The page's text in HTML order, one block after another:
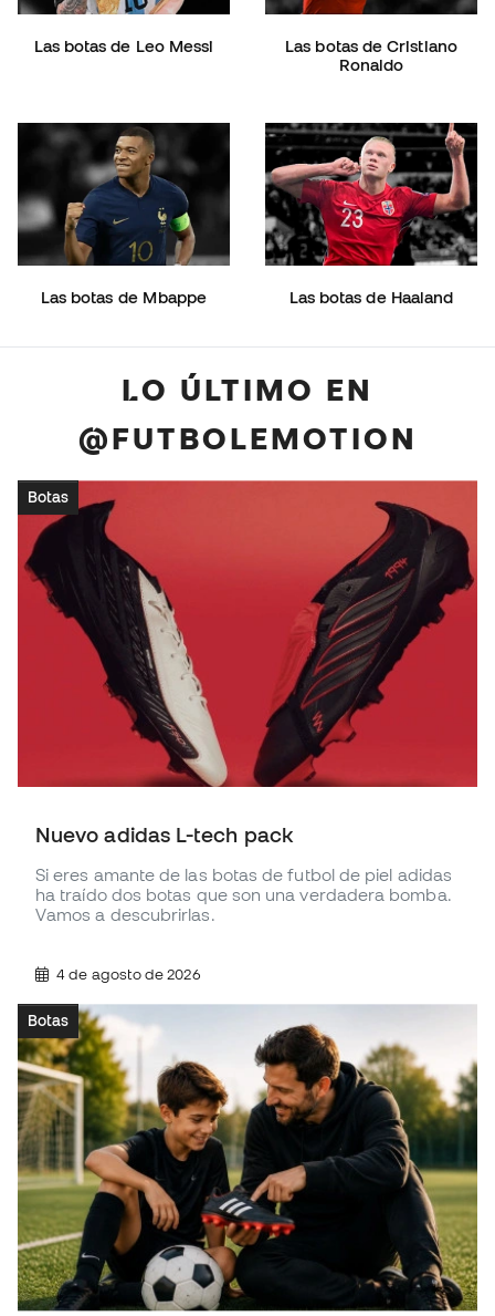
Las botas de Leo Messi
Las botas de Cristiano
Ronaldo
Las botas de Mbappe Las botas de Haaland
LO ÚLTIMO EN
@FUTBOLEMOTION
Botas
Nuevo adidas L-tech pack
Si eres amante de las botas de futbol de piel adidas
ha traído dos botas que son una verdadera bomba.
Vamos a descubrirlas.
4 de agosto de 2026
Botas